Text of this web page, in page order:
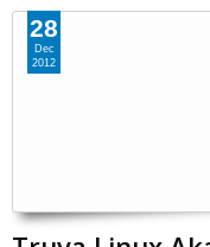
28
Dec
2012